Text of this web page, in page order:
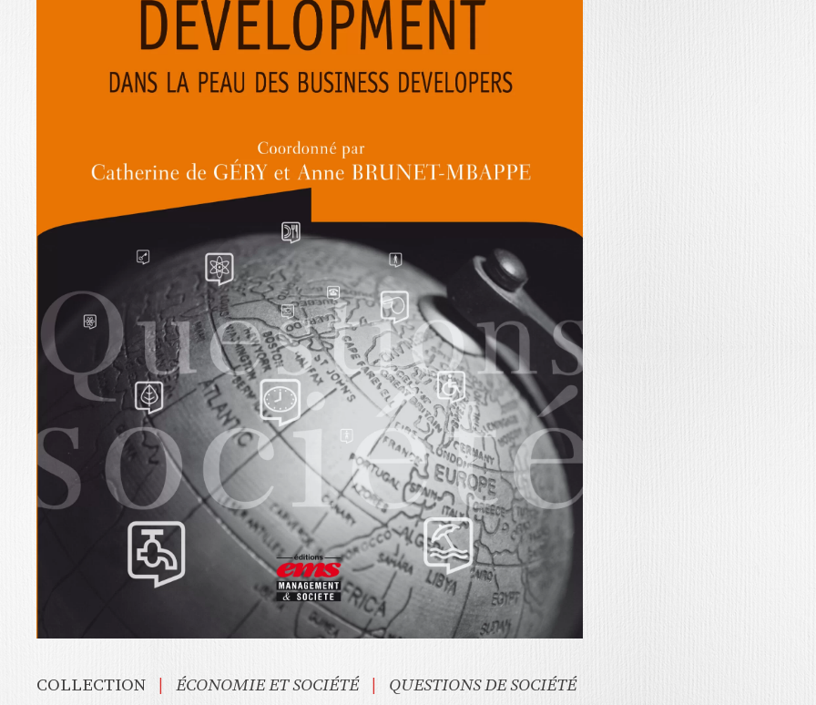
COLLECTION | ÉCONOMIE ET SOCIÉTÉ | QUESTIONS DE SOCIÉTÉ